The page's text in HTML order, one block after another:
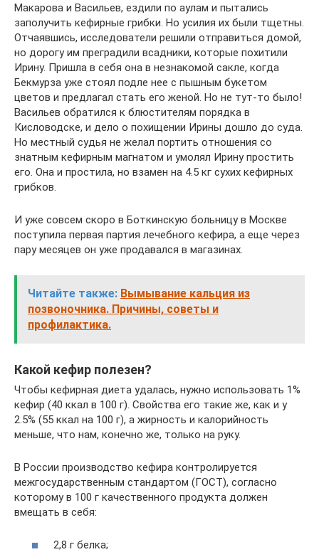
Макарова и Васильев, ездили по аулам и пытались
заполучить кефирные грибки. Но усилия их были тщетны.
Отчаявшись, исследователи решили отправиться домой,
но дорогу им преградили всадники, которые похитили
Ирину. Пришла в себя она в незнакомой сакле, когда
Бекмурза уже стоял подле нее с пышным букетом
цветов и предлагал стать его женой. Но не тут-то было!
Васильев обратился к блюстителям порядка в
Кисловодске, и дело о похищении Ирины дошло до суда.
Но местный судья не желал портить отношения со
знатным кефирным магнатом и умолял Ирину простить
его. Она и простила, но взамен на 4.5 кг сухих кефирных
грибков.
И уже совсем скоро в Боткинскую больницу в Москве
поступила первая партия лечебного кефира, а еще через
пару месяцев он уже продавался в магазинах.
Читайте также: Вымывание кальция из
позвоночника. Причины, советы и
профилактика.
Какой кефир полезен?
Чтобы кефирная диета удалась, нужно использовать 1%
кефир (40 ккал в 100 г). Свойства его такие же, как и у
2.5% (55 ккал на 100 г), а жирность и калорийность
меньше, что нам, конечно же, только на руку.
В России производство кефира контролируется
межгосударственным стандартом (ГОСТ), согласно
которому в 100 г качественного продукта должен
вмещать в себя:
2,8 г белка;